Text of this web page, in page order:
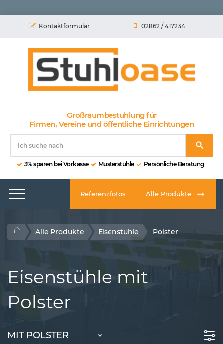
Kontaktformular 02862 / 417234
Großraumbestuhlung für
Firmen, Vereine und öffentliche Einrichtungen
3% sparen bei Vorkasse Musterstühle Persönliche Beratung
Referenzfotos Alle Produkte
Alle Produkte Eisenstühle Polster
Eisenstühle mit
Polster
MIT POLSTER